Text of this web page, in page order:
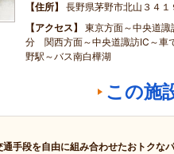
住所
長野県茅野市北山３４１
アクセス
東京方面～中央道
分 関西方面～中央道諏訪IC～
野駅～バス南白樺湖
この施
通手段を自由に組み合わせたおトクな